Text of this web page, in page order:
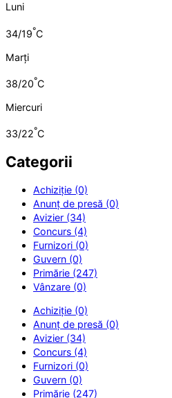
Luni
34/19°C
Marți
38/20°C
Miercuri
33/22°C
Categorii
Achiziție (0)
Anunț de presă (0)
Avizier (34)
Concurs (4)
Furnizori (0)
Guvern (0)
Primărie (247)
Vânzare (0)
Achiziție (0)
Anunț de presă (0)
Avizier (34)
Concurs (4)
Furnizori (0)
Guvern (0)
Primărie (247)